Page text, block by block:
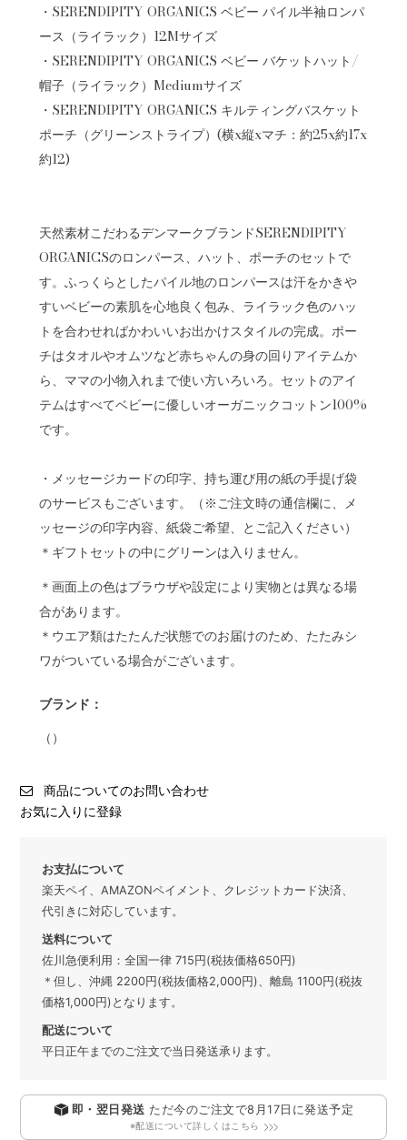
・SERENDIPITY ORGANICS ベビー パイル半袖ロンパ
ース（ライラック）12Mサイズ
・SERENDIPITY ORGANICS ベビー バケットハット/
帽子（ライラック）Mediumサイズ
・SERENDIPITY ORGANICS キルティングバスケット
ポーチ（グリーンストライプ）(横x縦xマチ：約25x約17x
約12)
天然素材こだわるデンマークブランドSERENDIPITY
ORGANICSのロンパース、ハット、ポーチのセットで
す。ふっくらとしたパイル地のロンパースは汗をかきや
すいベビーの素肌を心地良く包み、ライラック色のハッ
トを合わせればかわいいお出かけスタイルの完成。ポー
チはタオルやオムツなど赤ちゃんの身の回りアイテムか
ら、ママの小物入れまで使い方いろいろ。セットのアイ
テムはすべてベビーに優しいオーガニックコットン100%
です。
・メッセージカードの印字、持ち運び用の紙の手提げ袋
のサービスもございます。（※ご注文時の通信欄に、メ
ッセージの印字内容、紙袋ご希望、とご記入ください）
＊ギフトセットの中にグリーンは入りません。
＊画面上の色はブラウザや設定により実物とは異なる場
合があります。
＊ウエア類はたたんだ状態でのお届けのため、たたみシ
ワがついている場合がございます。
ブランド：
（）
商品についてのお問い合わせ
お気に入りに登録
お支払について
楽天ペイ、AMAZONペイメント、クレジットカード決済、
代引きに対応しています。
送料について
佐川急便利用：全国一律 715円(税抜価格650円)
＊但し、沖縄 2200円(税抜価格2,000円)、離島 1100円(税抜
価格1,000円)となります。
配送について
平日正午までのご注文で当日発送承ります。
即・翌日発送 ただ今のご注文で8月17日 に発送予定
※配送について詳しくはこちら